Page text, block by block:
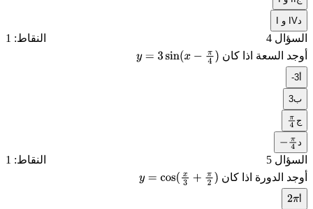
I و IV
السؤال 4
النقاط: 1
أوجد السعة اذا كان
y=3 sin(x−π
-3
ب3
جπ
4
− π4
السؤال 5
النقاط: 1
أوجد الدورة اذا كان
y=cos(x3+ 2
2π